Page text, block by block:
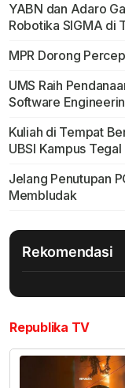
YABN dan Adaro
Robotika SIGMA di
MPR Dorong
UMS Raih
Software
Kuliah di Tempat
UBSI Kampus Tegal
Jelang Penutupan
Membludak
Rekomendasi
Republika TV